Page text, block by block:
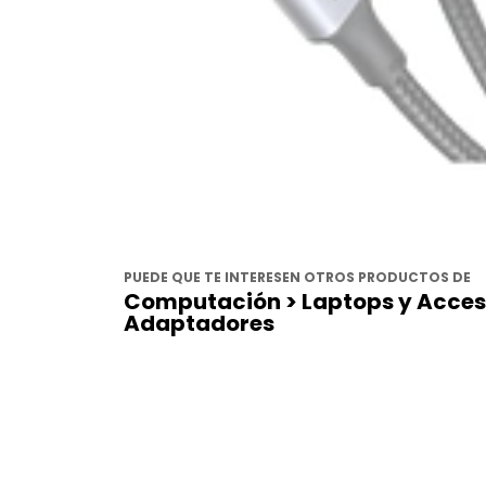
PUEDE QUE TE INTERESEN OTROS PRODUCTOS DE
Computación > Laptops y
Adaptadores